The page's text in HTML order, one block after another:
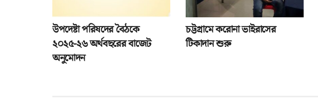
উপদেষ্টা পরিষদের বৈঠকে
২০২৫-২৬ অর্থবছরের বাজেট
অনুমোদন
চট্টগ্রামে করোনা ভাইরাসের
টিকাদান শুরু